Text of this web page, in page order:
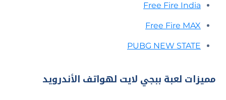
Free Fire India
Free Fire MAX
PUBG NEW STATE
مميزات لعبة ببجي لايت لهواتف الأندرويد